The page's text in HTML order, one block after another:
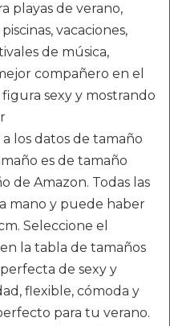
playas de verano,
vacaciones,
de música,
compañero en el
sexy y mostrando
los datos de tamaño
es de tamaño
de Amazon. Todas las
mano y puede haber
Seleccione el
la tabla de tamaños
de sexy y
flexible, cómoda y
para tu verano.